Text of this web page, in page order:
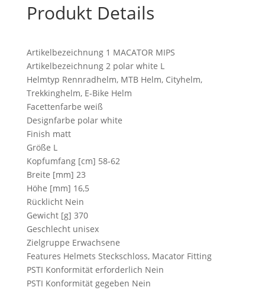
Produkt Details
Artikelbezeichnung 1 MACATOR MIPS
Artikelbezeichnung 2 polar white L
Helmtyp Rennradhelm, MTB Helm, Cityhelm,
Trekkinghelm, E-Bike Helm
Facettenfarbe weiß
Designfarbe polar white
Finish matt
Größe L
Kopfumfang [cm] 58-62
Breite [mm] 23
Höhe [mm] 16,5
Rücklicht Nein
Gewicht [g] 370
Geschlecht unisex
Zielgruppe Erwachsene
Features Helmets Steckschloss, Macator Fitting
PSTI Konformität erforderlich Nein
PSTI Konformität gegeben Nein